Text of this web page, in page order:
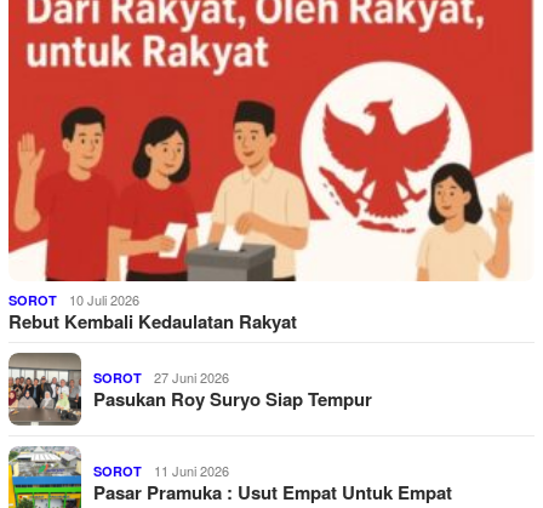
SOROT 10 Juli 2026
Rebut Kembali Kedaulatan Rakyat
SOROT 27 Juni 2026
Pasukan Roy Suryo Siap Tempur
SOROT 11 Juni 2026
Pasar Pramuka : Usut Empat Untuk Empat